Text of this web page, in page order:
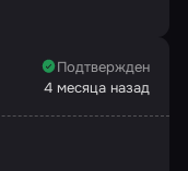
Подтвержден
4 месяца назад